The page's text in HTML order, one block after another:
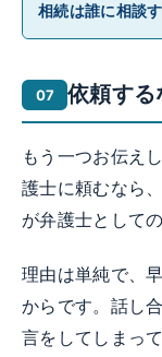
相続は誰に相談
依頼する
もう一つお伝え
護士に頼むなら
が弁護士として
理由は単純で、
からです。話し
言をしてしまっ